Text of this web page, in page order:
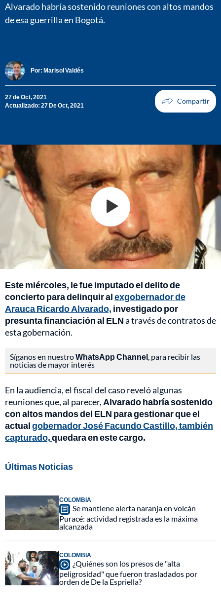
Alvarado habría sostenido reuniones con altos mandos
de esa guerrilla en Bogotá.
Por: Marisol Valdés
27 de Oct, 2021
Actualizado: 27 De Oct, 2021
Este miércoles, le fue imputado el delito de
concierto para delinquir alexgobernador de
Arauca Ricardo Alvarado, investigado por
presunta financiación al ELNa través de contratos de
esta gobernación.
Síganos en nuestroWhatsApp Channel , para recibir las
noticias de mayor interés
En la audiencia, el fiscal del caso reveló algunas
reuniones que, al parecer, Alvarado habría sostenido
con altos mandos del ELN para gestionar que el
actualgobernador José Facundo Castillo, también
capturado,quedara en este cargo.
Últimas Noticias
COLOMBIA
Se mantiene alerta naranja en volcán
Puracé: actividad registrada es la máxima
alcanzada
COLOMBIA
¿Quiénes son los presos de "alta
peligrosidad" que fueron trasladados por
orden de De la Espriella?